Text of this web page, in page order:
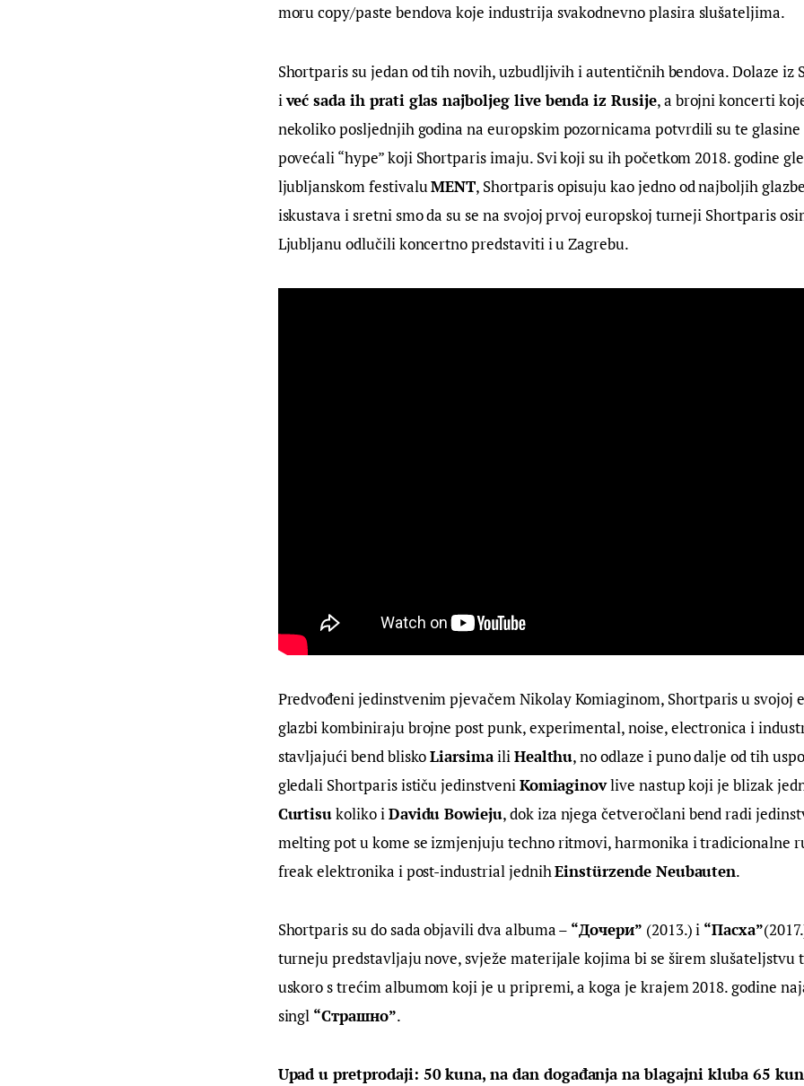
moru copy/paste bendova koje industrija svakodnevno plasira slušateljima.
Shortparis su jedan od tih novih, uzbudljivih i autentičnih bendova. Dolaze iz
i već sada ih prati glas najboljeg live benda iz Rusije, a brojni koncerti
nekoliko posljednjih godina na europskim pozornicama potvrdili su te
povećali “hype” koji Shortparis imaju. Svi koji su ih početkom 2018. godine
ljubljanskom festivalu MENT, Shortparis opisuju kao jedno od najboljih
iskustava i sretni smo da su se na svojoj prvoj europskoj turneji Shortparis
Ljubljanu odlučili koncertno predstaviti i u Zagrebu.
Predvođeni jedinstvenim pjevačem Nikolay Komiaginom, Shortparis u svojoj
glazbi kombiniraju brojne post punk, experimental, noise, electronica i
stavljajući bend blisko Liarsima ili Healthu, no odlaze i puno dalje od tih
gledali Shortparis ističu jedinstveni Komiaginov live nastup koji je blizak
Curtisu koliko i Davidu Bowieju, dok iza njega četveročlani bend radi
melting pot u kome se izmjenjuju techno ritmovi, harmonika i tradicionalne
freak elektronika i post-industrial jednih Einstürzende Neubauten.
Shortparis su do sada objavili dva albuma – “Дочери” (2013.) i “Пасха”
turneju predstavljaju nove, svježe materijale kojima bi se širem
uskoro s trećim albumom koji je u pripremi, a koga je krajem 2018. godine
singl “Страшно”.
Upad u pretprodaji: 50 kuna, na dan događanja na blagajni kluba 65